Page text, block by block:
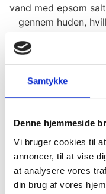
Samtykke
Denne hjemmeside
Vi bruger cookies til
annoncer, til at vise
at analysere vores
din brug af vores
vand med epsom
gennem huden,
Magnesium er
herunder
afslapning. Ved at
koncentrationen af